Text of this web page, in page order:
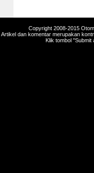
Copyright 2008-2015
Artikel dan komentar merupakan
Klik tombol